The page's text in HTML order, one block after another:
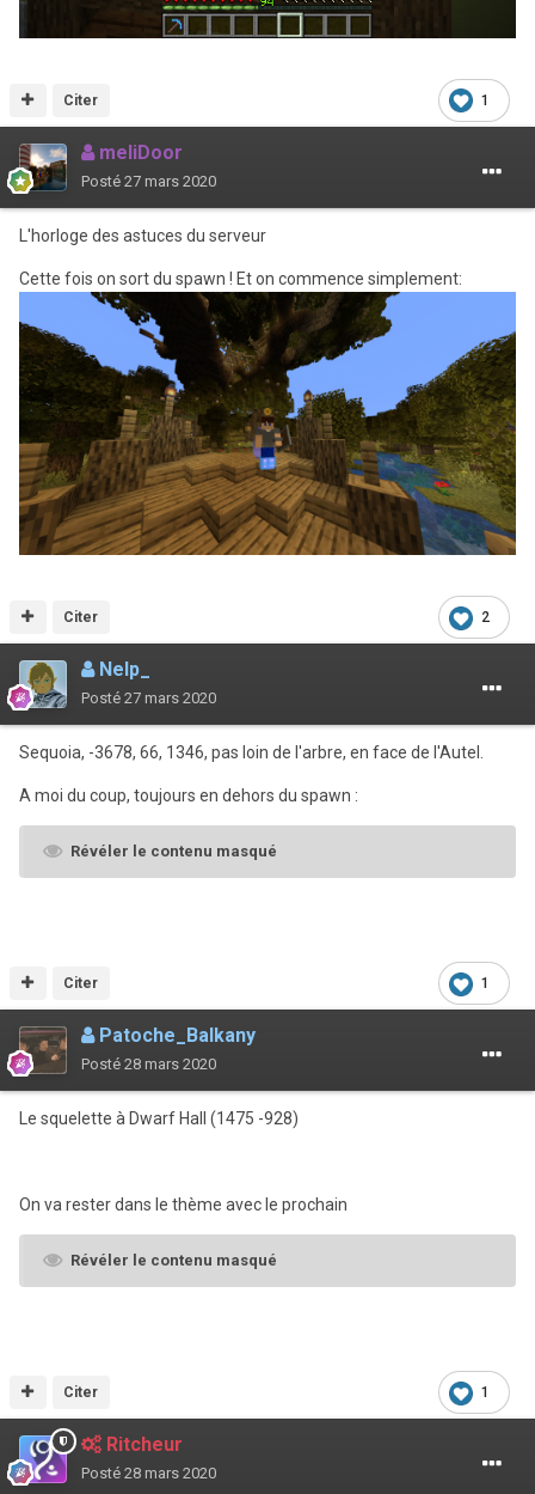
1
Citer
meliDoor
Posté 27 mars 2020
L'horloge des astuces du serveur
Cette fois on sort du spawn ! Et on commence simplement:
2
Citer
Nelp_
Posté 27 mars 2020
Sequoia, -3678, 66, 1346, pas loin de l'arbre, en face de l'Autel.
A moi du coup, toujours en dehors du spawn :
Révéler le contenu masqué
1
Citer
Patoche_Balkany
Posté 28 mars 2020
Le squelette à Dwarf Hall (1475 -928)
On va rester dans le thème avec le prochain
Révéler le contenu masqué
1
Citer
Ritcheur
Posté 28 mars 2020